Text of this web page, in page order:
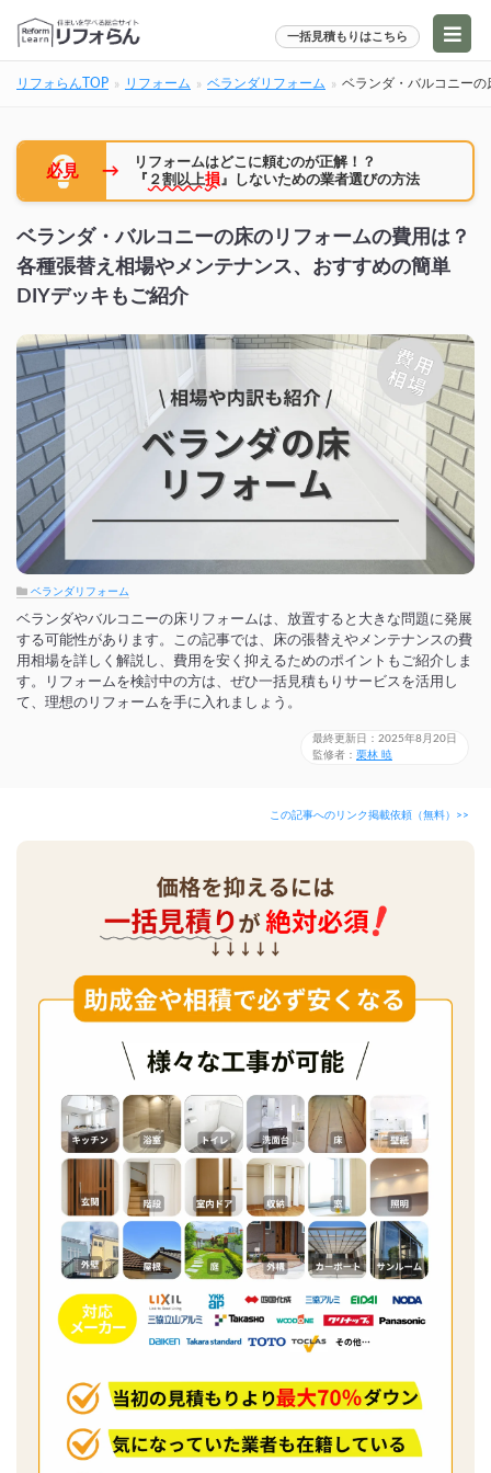
一括見積もりはこちら
リフォらんTOP リフォーム ベランダリフォーム ベランダ・バルコニー
必見 →
リフォームはどこに頼むのが正解！？
『 ２割以上損』しないための業者選びの方法
ベランダ・バルコニーの床のリフォームの費用は？
各種張替え相場やメンテナンス、おすすめの簡単
DIYデッキもご紹介
ベランダリフォーム
ベランダやバルコニーの床リフォームは、放置すると大きな問題に発展
する可能性があります。この記事では、床の張替えやメンテナンスの費
用相場を詳しく解説し、費用を安く抑えるためのポイントもご紹介しま
す。リフォームを検討中の方は、ぜひ一括見積もりサービスを活用し
て、理想のリフォームを手に入れましょう。
最終更新日：2025年8月20日
監修者： 栗林 暁
この記事へのリンク掲載依頼（無料）>>